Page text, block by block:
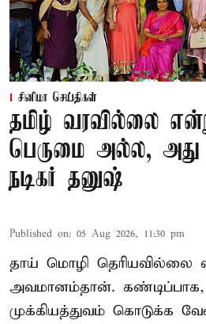
சினிமா செய்திகள்
தமிழ் வரவில்லை
பெருமை அல்ல,
நடிகர் தனுஷ்
Published on: 05 Aug 2026, 11:30 pm
தாய் மொழி தெரியவில்லை
அவமானம்தான். கண்டிப்பாக,
முக்கியத்துவம் கொடுக்க